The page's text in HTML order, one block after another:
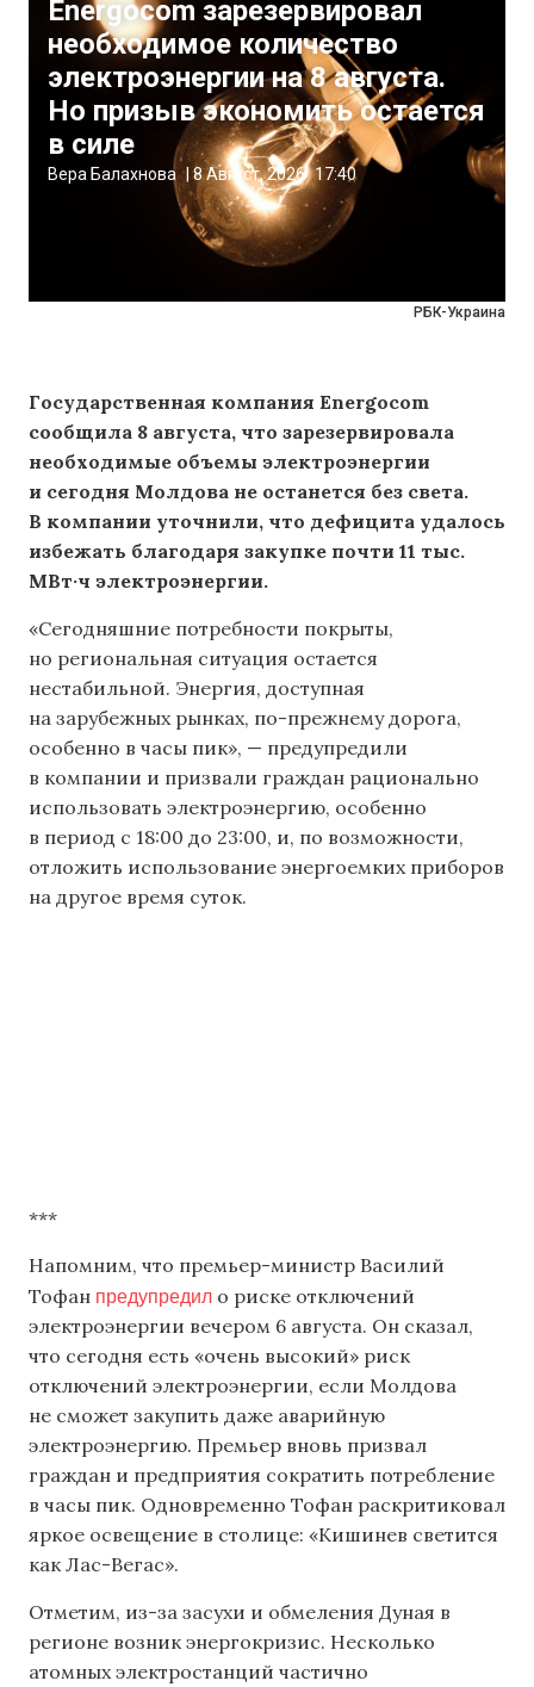
РБК-Украина
Energocom зарезервировал
необходимое количество
электроэнергии на 8 августа.
Но призыв экономить остается
в силе
Вера Балахнова 8 Август, 2026 17:40
Государственная компания Energocom
сообщила 8 августа, что зарезервировала
необходимые объемы электроэнергии
и сегодня Молдова не останется без света.
В компании уточнили, что дефицита удалось
избежать благодаря закупке почти 11 тыс.
МВт·ч электроэнергии.
«Сегодняшние потребности покрыты,
но региональная ситуация остается
нестабильной. Энергия, доступная
на зарубежных рынках, по-прежнему дорога,
особенно в часы пик», — предупредили
в компании и призвали граждан рационально
использовать электроэнергию, особенно
в период с 18:00 до 23:00, и, по возможности,
отложить использование энергоемких приборов
на другое время суток.
***
Напомним, что премьер-министр Василий
Тофан предупредил о риске отключений
электроэнергии вечером 6 августа. Он сказал,
что сегодня есть «очень высокий» риск
отключений электроэнергии, если Молдова
не сможет закупить даже аварийную
электроэнергию. Премьер вновь призвал
граждан и предприятия сократить потребление
в часы пик. Одновременно Тофан раскритиковал
яркое освещение в столице: «Кишинев светится
как Лас-Вегас».
Отметим, из-за засухи и обмеления Дуная в
регионе возник энергокризис. Несколько
атомных электростанций частично